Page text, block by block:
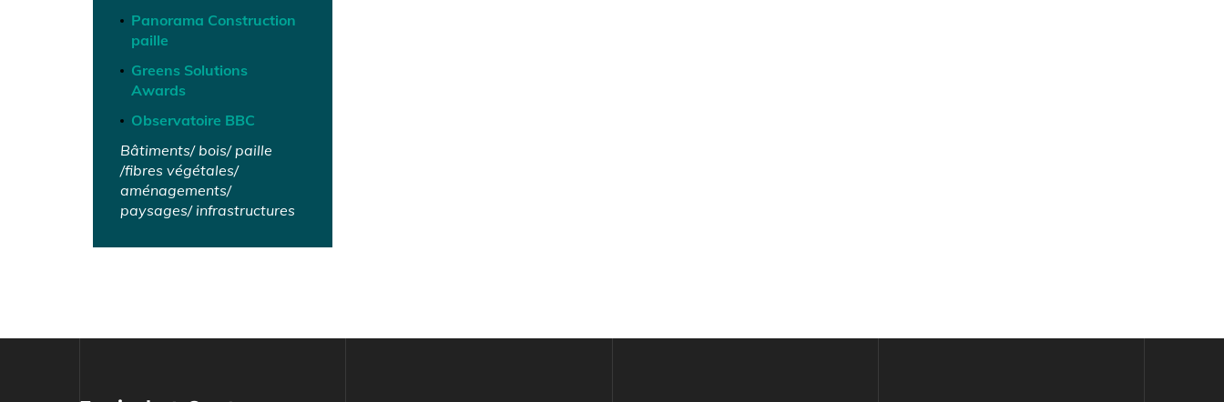
Panorama Construction
paille
Greens Solutions
Awards
Observatoire BBC
Bâtiments/ bois/ paille
/fibres végétales/
aménagements/
paysages/ infrastructures